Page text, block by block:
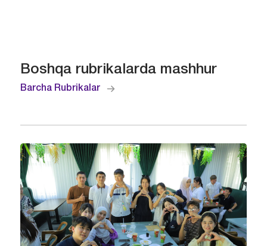
Boshqa rubrikalarda mashhur
Barcha Rubrikalar